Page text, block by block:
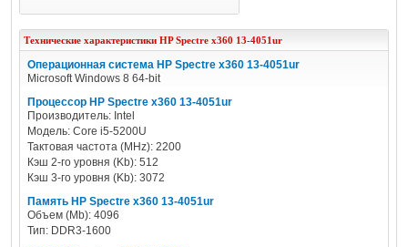
Технические характеристики HP Spectre x360 13-4051ur
Операционная система HP Spectre x360 13-4051ur
Microsoft Windows 8 64-bit
Процессор HP Spectre x360 13-4051ur
Производитель: Intel
Модель: Core i5-5200U
Тактовая частота (MHz): 2200
Кэш 2-го уровня (Kb): 512
Кэш 3-го уровня (Kb): 3072
Память HP Spectre x360 13-4051ur
Объем (Mb): 4096
Тип: DDR3-1600